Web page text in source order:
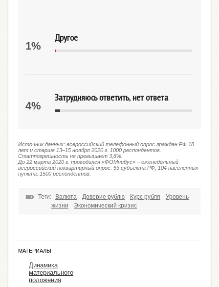
Другое
1%
Затрудняюсь ответить, нет ответа
4%
Источник данных: всероссийский телефонный опрос граждан РФ 18
лет и старше 13–15 ноября 2020 г. 1000 респондентов.
Статпогрешность не превышает 3,8%.
До 22 марта 2020 г. проводился «ФОМнибус» – еженедельный
всероссийский поквартирный опрос. 53 субъекта РФ, 104 населенных
пункта, 1500 респондентов.
Теги: Валюта Доверие рублю Курс рубля
Уровень
жизни
Экономический кризис
МАТЕРИАЛЫ
Динамика
материального
положения